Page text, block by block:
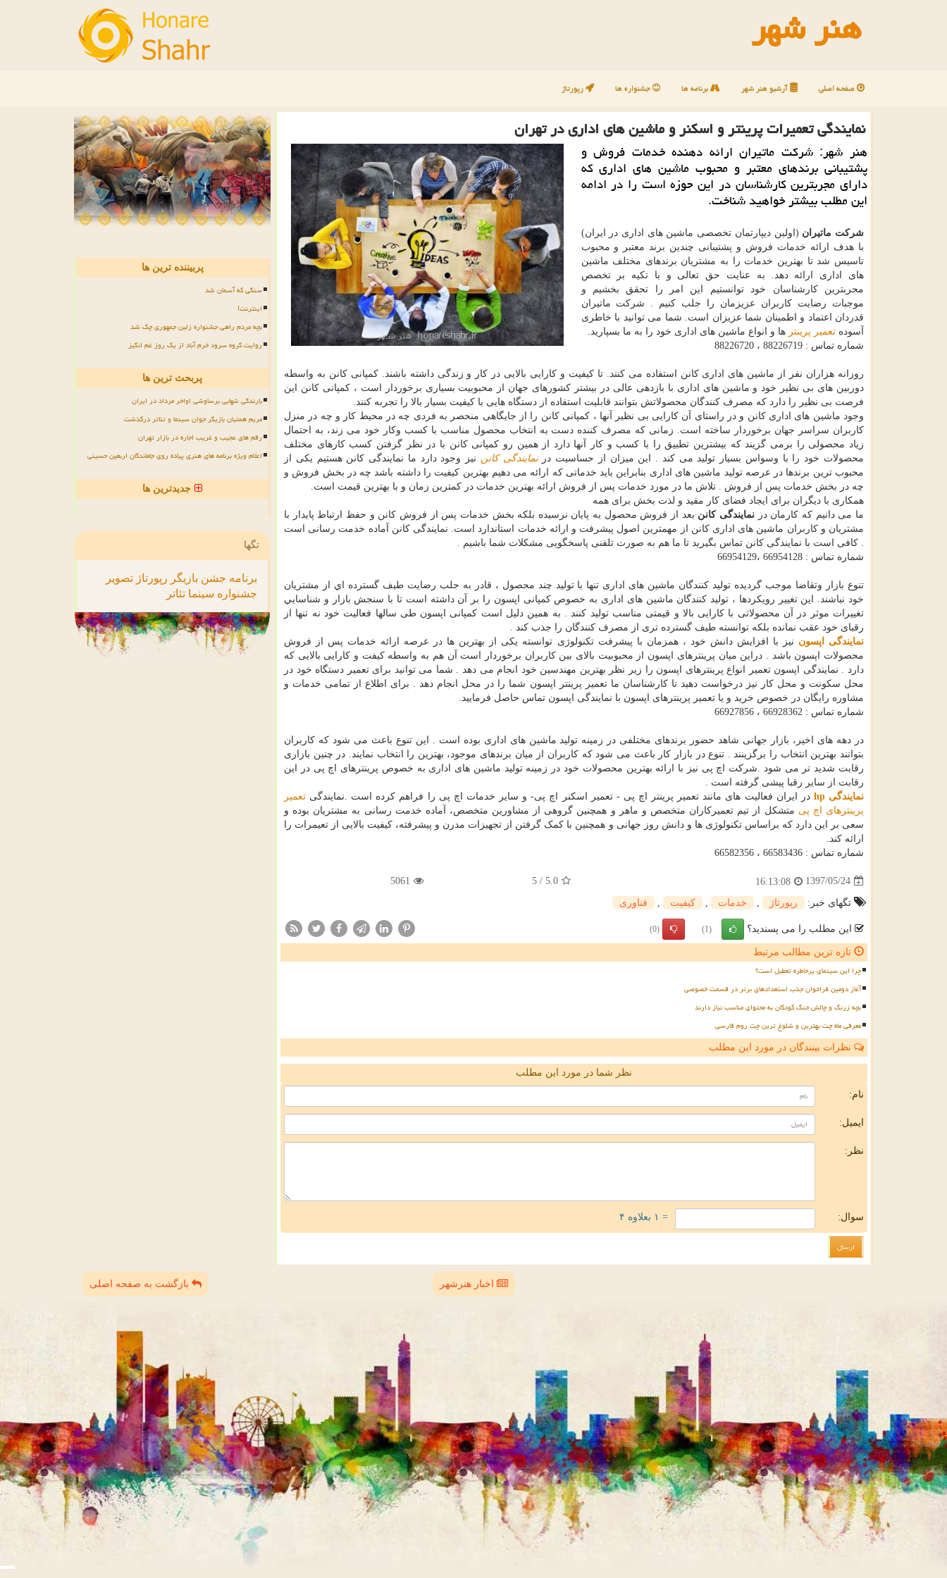
هنر شهر
صفحه اصلی آرشیو هنر شهر برنامه ها جشنواره ها رپورتاژ
نمایندگی تعمیرات پرینتر و اسكنر و ماشین های اداری در تهران
هنر شهر: شركت ماتیران ارائه دهنده خدمات فروش و
پشتیبانی برندهای معتبر و محبوب ماشین های اداری كه
دارای مجربترین كارشناسان در این حوزه است را در ادامه
این مطلب بیشتر خواهید شناخت.
شرکت ماتیران (اولین دیپارتمان تخصصی ماشین های اداری در ایران)
با هدف ارائه خدمات فروش و پشتیبانی چندین برند معتبر و محبوب
تاسیس شد تا بهترین خدمات را به مشتریان برندهای مختلف ماشین
های اداری ارائه دهد. به عنایت حق تعالی و با تکیه بر تخصص
مجربترین کارشناسان خود توانستیم این امر را تحقق بخشیم و
موجبات رضایت کاربران عزیزمان را جلب کنیم . شرکت ماتیران
قدردان اعتماد و اطمینان شما عزیزان است. شما می توانید با خاطری
آسوده تعمیر پرینتر ها و انواع ماشین های اداری خود را به ما بسپارید.
شماره تماس : 88226719 ، 88226720
روزانه هزاران نفر از ماشین های اداری کانن استفاده می کنند. تا کیفیت و کارایی بالایی در کار و زندگی داشته باشند. کمپانی کانن به واسطه
دوربین های بی نظیر خود و ماشین های اداری با بازدهی عالی در بیشتر کشورهای جهان از محبوبیت بسیاری برخوردار است ، کمپانی کانن این
فرصت بی نظیر را دارد که مصرف کنندگان محصولاتش بتوانند قابلیت استفاده از دستگاه هایی با کیفیت بسیار بالا را تجربه کنند.
وجود ماشین های اداری کانن و در راستای آن کارایی بی نظیر آنها ، کمپانی کانن را از جایگاهی منحصر به فردی چه در محیط کار و چه در منزل
کاربران سراسر جهان برخوردار ساخته است. زمانی که مصرف کننده دست به انتخاب محصول مناسب با کسب وکار خود می زند، به احتمال
زیاد محصولی را برمی گزیند که بیشترین تطبیق را با کسب و کار آنها دارد از همین رو کمپانی کانن با در نظر گرفتن کسب کارهای مختلف
محصولات خود را با وسواس بسیار تولید می کند . این میزان از حساسیت درنمایندگی کانن نیز وجود دارد ما نمایندگی کانن هستیم یکی از
محبوب ترین برندها در عرصه تولید ماشین های اداری بنابراین باید خدماتی که ارائه می دهیم بهترین کیفیت را داشته باشد چه در بخش فروش و
چه در بخش خدمات پس از فروش . تلاش ما در مورد خدمات پس از فروش ارائه بهترین خدمات در کمترین زمان و با بهترین قیمت است.
همکاری با دیگران برای ایجاد فضای کار مفید و لذت بخش برای همه
ما می دانیم که کارمان در نمایندگی کانن بعد از فروش محصول به پایان نرسیده بلکه بخش خدمات پس از فروش کانن و حفظ ارتباط پایدار با
مشتریان و کاربران ماشین های اداری کانن از مهمترین اصول پیشرفت و ارائه خدمات استاندارد است. نمایندگی کانن آماده خدمت رسانی است
. کافی است با نمایندگی کانن تماس بگیرید تا ما هم به صورت تلفنی پاسخگویی مشکلات شما باشیم .
شماره تماس : 66954128 ،66954129
تنوع بازار وتقاضا موجب گرديده توليد كنندگان ماشین های اداری تنها با توليد چند محصول ، قادر به جلب رضايت طيف گسترده اي از مشتريان
خود نباشند. اين تغيير رويكردها ، توليد كنندگان ماشین های اداری به خصوص کمپانی اپسون را بر آن داشته است تا با سنجش بازار و شناسايي
تغييرات موثر در آن محصولاتی با کارایی بالا و قیمتی مناسب تولید کنند . به همين دليل است کمپانی اپسون طی سالها فعالیت خود نه تنها از
رقبای خود عقب نمانده بلکه توانسته طیف گسترده تری از مصرف کنندگان را جذب کند .
نمایندگی اپسون نیز با افزایش دانش خود ، همزمان با پیشرفت تکنولوژی توانسته یکی از بهترین ها در عرصه ارائه خدمات پس از فروش
محصولات اپسون باشد . دراین میان پرینترهای اپسون از محبوبیت بالای بین کاربران برخوردار است آن هم به واسطه کیفت و کارایی بالایی که
دارد . نمایندگی اپسون تعمیر انواع پرینترهای اپسون را زیر نظر بهترین مهندسین خود انجام می دهد . شما می توانید برای تعمیر دستگاه خود در
محل سکونت و محل کار نیز درخواست دهید تا کارشناسان ما تعمیر پرینتر اپسون شما را در محل انجام دهد . برای اطلاع از تمامی خدمات و
مشاوره رایگان در خصوص خرید و یا تعمیر پرینترهای اپسون با نمایندگی اپسون تماس حاصل فرمایید.
شماره تماس : 66928362 ، 66927856
در دهه های اخیر، بازار جهانی شاهد حضور برندهای مختلفی در زمینه تولید ماشین های اداری بوده است . این تنوع باعث می شود که کاربران
بتوانند بهترین انتخاب را برگزینند . تنوع در بازار کار باعث می شود که کاربران از میان برندهای موجود، بهترین را انتخاب نمایند. در چنین بازاری
رقابت شدید تر می شود .شرکت اچ پی نیز با ارائه بهترین محصولات خود در زمینه تولید ماشین های اداری به خصوص پرینترهای اچ پی در این
رقابت از سایر رقبا پیشی گرفته است .
نمایندگیhp در ایران فعالیت های مانند تعمیر پرینتر اچ پی - تعمیر اسکنر اچ پی- و سایر خدمات اچ پی را فراهم کرده است .نمایندگی تعمیر
پرینترهای اچ پی متشکل از تیم تعمیرکاران متخصص و ماهر و همچنین گروهی از مشاورین متخصص، آماده خدمت رسانی به مشتریان بوده و
سعی بر این دارد که براساس تکنولوژی ها و دانش روز جهانی و همچنین با کمک گرفتن از تجهیزات مدرن و پیشرفته، کیفیت بالایی از تعیمرات را
ارائه کند.
شماره تماس : 66583436 ، 66582356
1397/05/24
16:13:08
5.0
/
5
5061
تگهای خبر: رپورتاژ خدمات كیفیت فناوری
این مطلب را می پسندید؟ (1)
(0)
تازه ترین مطالب مرتبط
چرا این سینمای پرخاطره تعطیل است؟
آغاز دومین فراخوان جذب استعدادهای برتر در قسمت خصوصی
بچه زرنگ و چالش جنگ کودکان به محتوای مناسب نیاز دارند
معرفی ماه چت بهترین و شلوغ ترین چت روم فارسی
نظرات بینندگان در مورد این مطلب
نظر شما در مورد این مطلب
نام:
ایمیل:
نظر:
سوال: = ۱ بعلاوه ۴
پربیننده ترین ها
سنگی که آسمان شد
اینترنت!
بچه مردم راهی جشنواره زلین جمهوری چک شد
روایت گروه سرود خرم آباد از یک روز غم انگیز
پربحث ترین ها
بارندگی شهابی برساوشی اواخر مرداد در ایران
مریم همتیان بازیگر جوان سینما و تئاتر درگذشت
رقم های عجیب و غریب اجاره در بازار تهران
اعلام ویژه برنامه های هنری پیاده روی جاماندگان اربعین حسینی
جدیدترین ها
تگها
برنامه جشن بازیگر رپورتاژ تصویر
جشنواره سینما تئاتر
اخبار هنرشهر بازگشت به صفحه اصلی